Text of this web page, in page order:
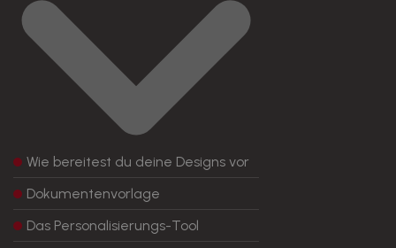
Wie bereitest du deine Designs vor
Dokumentenvorlage
Das Personalisierungs-Tool